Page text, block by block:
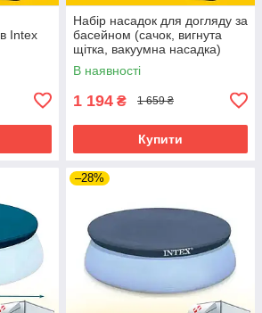
Intex
Набір насадок для догляду за
басейном (сачок, вигнута
щітка, вакуумна насадка)
Intex 29057
В наявності
1 194 ₴ 1 659 ₴
Купити
–28%